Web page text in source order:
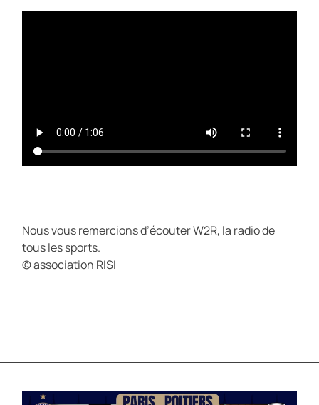
Nous vous remercions d’écouter W2R, la radio de
tous les sports.
© association RISI